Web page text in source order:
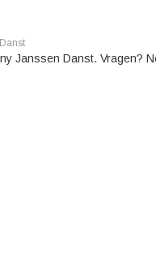
Janssen Danst. Vragen?